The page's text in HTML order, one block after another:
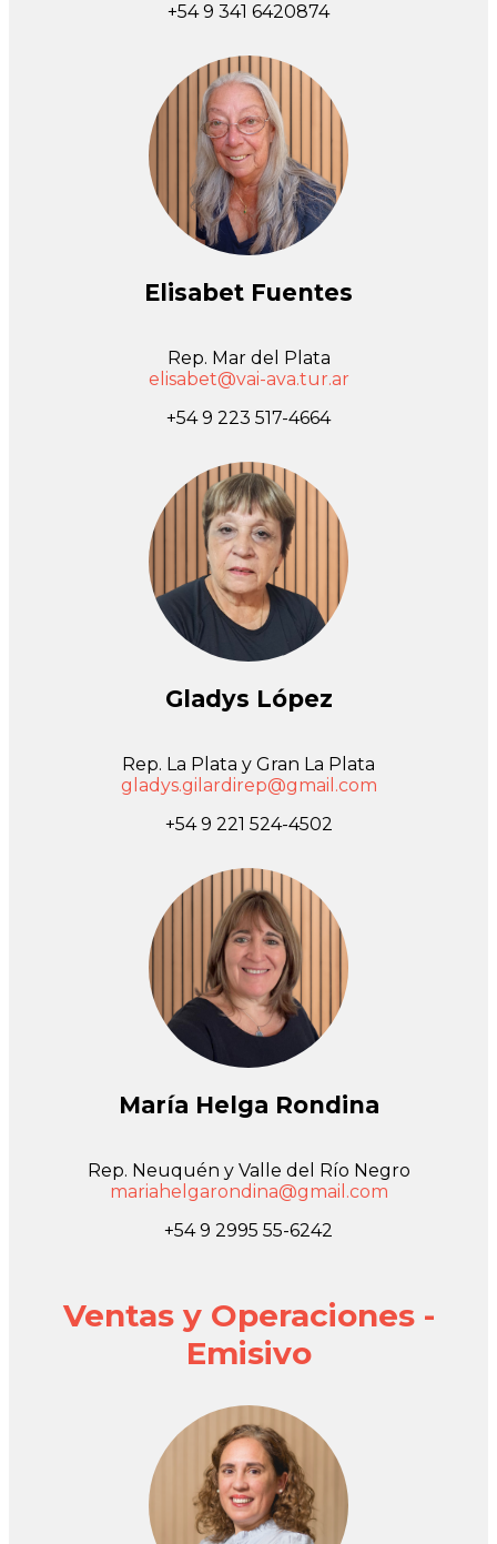
+54 9 341 6420874
Elisabet Fuentes
Rep. Mar del Plata
elisabet@vai-ava.tur.ar
+54 9 223 517-4664
Gladys López
Rep. La Plata y Gran La Plata
gladys.gilardirep@gmail.com
+54 9 221 524-4502
María Helga Rondina
Rep. Neuquén y Valle del Río Negro
mariahelgarondina@gmail.com
+54 9 2995 55-6242
Ventas y Operaciones -
Emisivo